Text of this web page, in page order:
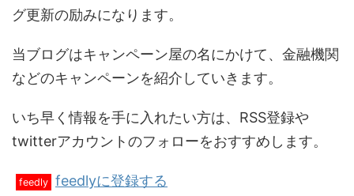
グ更新の励みになります。
当ブログはキャンペーン屋の名にかけて、金融機関
などのキャンペーンを紹介していきます。
いち早く情報を手に入れたい方は、RSS登録や
twitterアカウントのフォローをおすすめします。
feedly feedlyに登録する